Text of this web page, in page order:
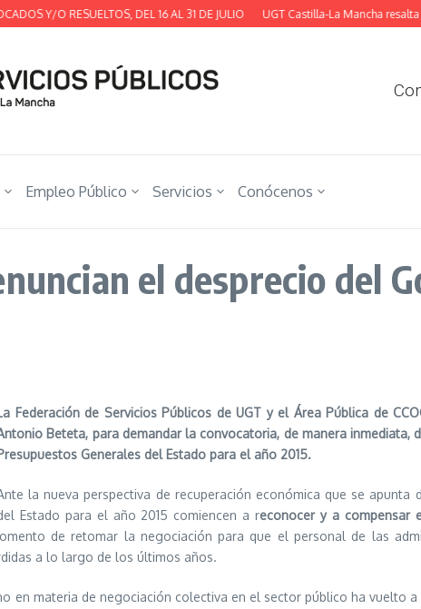
Y/O RESUELTOS, DEL 16 AL 31 DE JULIO UGT Castilla-La Mancha resalta
Empleo Público Servicios Conócenos
el desprecio del
Federación de ServiciosPúblicos de UGT y el Área Pública de
Beteta, para demandar la convocatoria, de manera
Generales del Estado para el año 2015.
la nueva perspectiva de recuperación económica que se
Estado para el año 2015 comiencen a reconocer y a compensar
de retomar la negociación para que el personal de las
a lo largo de los últimos años.
en materia de negociación colectiva en el sector público ha vuelto